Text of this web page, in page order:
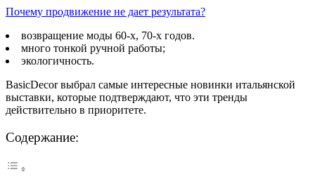
Почему продвижение не дает результата?
возвращение моды 60-х, 70-х годов.
много тонкой ручной работы;
экологичность.
BasicDecor выбрал самые интересные новинки итальянской
выставки, которые подтверждают, что эти тренды
действительно в приоритете.
Содержание: